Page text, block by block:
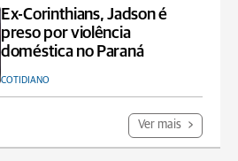
Ex-Corinthians, Jadson é
preso por violência
doméstica no Paraná
COTIDIANO
Ver mais